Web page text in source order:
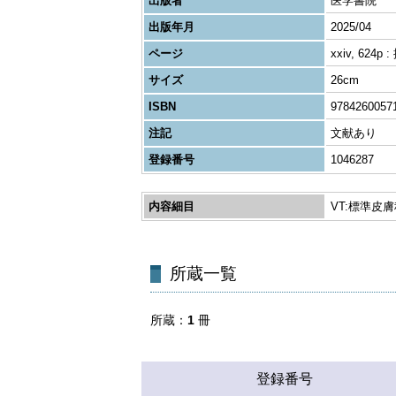
出版年月
2025/04
ページ
xxiv, 624p :
サイズ
26cm
ISBN
注記
文献あり
登録番号
1046287
内容細目 VT:標準皮
所蔵一覧
所蔵 1 冊
登録番号